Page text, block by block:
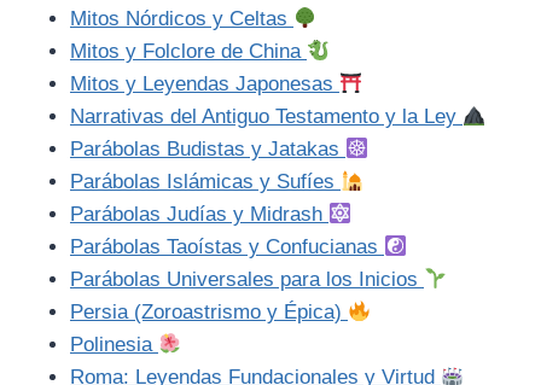
Mitos Nórdicos y Celtas
Mitos y Folclore de China
Mitos y Leyendas Japonesas
Narrativas del Antiguo Testamento y la Ley
Parábolas Budistas y Jatakas
Parábolas Islámicas y Sufíes
Parábolas Judías y Midrash
Parábolas Taoístas y Confucianas
Parábolas Universales para los Inicios
Persia (Zoroastrismo y Épica)
Polinesia
Roma: Leyendas Fundacionales y Virtud